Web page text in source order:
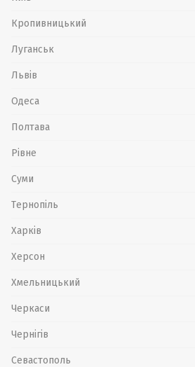
Кропивницький
Луганськ
Львів
Одеса
Полтава
Рівне
Суми
Тернопіль
Харків
Херсон
Хмельницький
Черкаси
Чернігів
Севастополь